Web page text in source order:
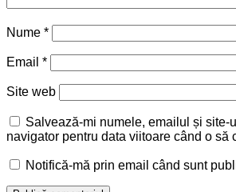
Nume *
Email *
Site web
Salvează-mi numele, emailul și site-
navigator pentru data viitoare când o să
Notifică-mă prin email când sunt